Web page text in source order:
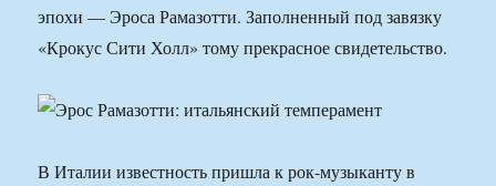
эпохи — Эроса Рамазотти. Заполненный под завязку
«Крокус Сити Холл» тому прекрасное свидетельство.
В Италии известность пришла к рок-музыканту в